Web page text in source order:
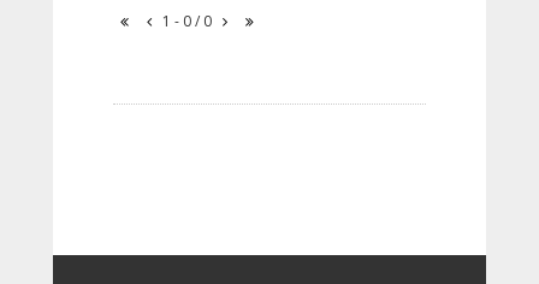
1 - 0 / 0